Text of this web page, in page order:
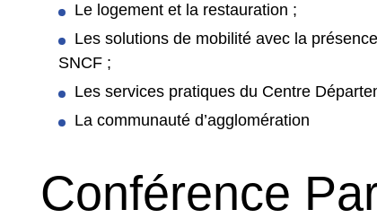
Le logement et la restauration ;
Les solutions de mobilité avec la
SNCF ;
Les services pratiques du Centre
La communauté d’agglomération
Conférence